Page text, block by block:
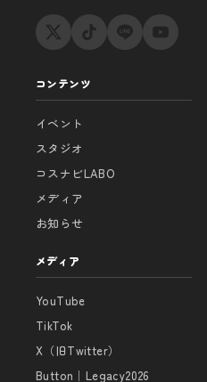
コンテンツ
イベント
スタジオ
コスナビLABO
メディア
お知らせ
メディア
YouTube
TikTok
X（旧Twitter）
Button｜Legacy2026